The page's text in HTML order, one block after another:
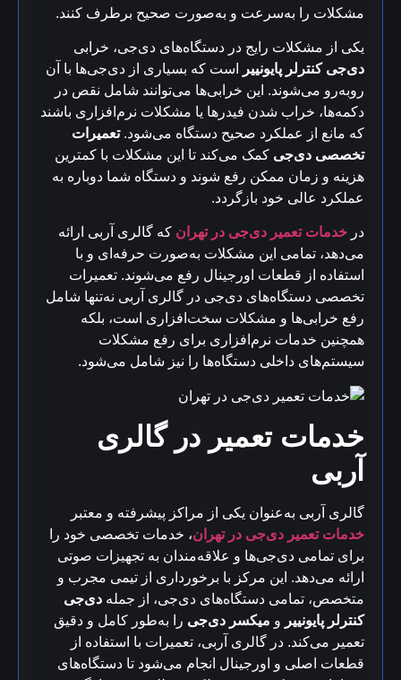
مشکلات را به‌سرعت و به‌صورت صحیح برطرف کنند.
یکی از مشکلات رایج در دستگاه‌های دی‌جی، خرابی
دی‌جی کنترلر پایونییر
است که بسیاری از دی‌جی‌ها با آن
روبه‌رو می‌شوند. این خرابی‌ها می‌توانند شامل نقص در
دکمه‌ها، خراب شدن فیدرها یا مشکلات نرم‌افزاری باشند
که مانع از عملکرد صحیح دستگاه می‌شود.تعمیرات
تخصصی دی‌جی کمک می‌کند تا این مشکلات با کمترین
هزینه و زمان ممکن رفع شوند و دستگاه شما دوباره به
عملکرد عالی خود بازگردد.
در خدمات تعمیر دی‌جی در تهران که گالری آربی ارائه
می‌دهد، تمامی این مشکلات به‌صورت حرفه‌ای و با
استفاده از قطعات اورجینال رفع می‌شوند. تعمیرات
تخصصی دستگاه‌های دی‌جی در گالری آربی نه‌تنها شامل
رفع خرابی‌ها و مشکلات سخت‌افزاری است، بلکه
همچنین خدمات نرم‌افزاری برای رفع مشکلات
سیستم‌های داخلی دستگاه‌ها را نیز شامل می‌شود.
خدمات تعمیر در گالری
آربی
گالری آربی به‌عنوان یکی از مراکز پیشرفته و معتبر
خدمات تعمیر دی‌جی در تهران، خدمات تخصصی خود را
برای تمامی دی‌جی‌ها و علاقه‌مندان به تجهیزات صوتی
ارائه می‌دهد. این مرکز با برخورداری از تیمی مجرب و
متخصص، تمامی دستگاه‌های دی‌جی، از جمله دی‌جی
کنترلر پایونییر و میکسر دی‌جی را به‌طور کامل و دقیق
تعمیر می‌کند. در گالری آربی، تعمیرات با استفاده از
قطعات اصلی و اورجینال انجام می‌شود تا دستگاه‌های